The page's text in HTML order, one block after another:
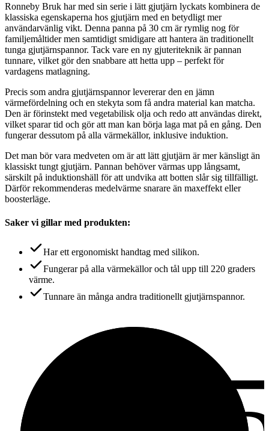
Ronneby Bruk har med sin serie i lätt gjutjärn lyckats kombinera de
klassiska egenskaperna hos gjutjärn med en betydligt mer
användarvänlig vikt. Denna panna på 30 cm är rymlig nog för
familjemåltider men samtidigt smidigare att hantera än traditionellt
tunga gjutjärnspannor. Tack vare en ny gjuteriteknik är pannan
tunnare, vilket gör den snabbare att hetta upp – perfekt för
vardagens matlagning.
Precis som andra gjutjärnspannor levererar den en jämn
värmefördelning och en stekyta som få andra material kan matcha.
Den är förinstekt med vegetabilisk olja och redo att användas direkt,
vilket sparar tid och gör att man kan börja laga mat på en gång. Den
fungerar dessutom på alla värmekällor, inklusive induktion.
Det man bör vara medveten om är att lätt gjutjärn är mer känsligt än
klassiskt tungt gjutjärn. Pannan behöver värmas upp långsamt,
särskilt på induktionshäll för att undvika att botten slår sig tillfälligt.
Därför rekommenderas medelvärme snarare än maxeffekt eller
boosterläge.
Saker vi gillar med produkten:
Har ett ergonomiskt handtag med silikon.
Fungerar på alla värmekällor och tål upp till 220 graders
värme.
Tunnare än många andra traditionellt gjutjärnspannor.